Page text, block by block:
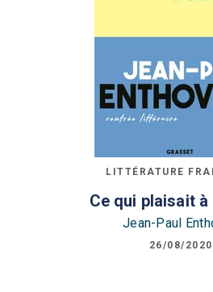
LITTÉRATURE
Ce qui plaisait à
Jean-Paul
26/08/2020